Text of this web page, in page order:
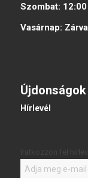
Szombat:
Vasárnap: Zárva
Újdonságok
Hírlevél